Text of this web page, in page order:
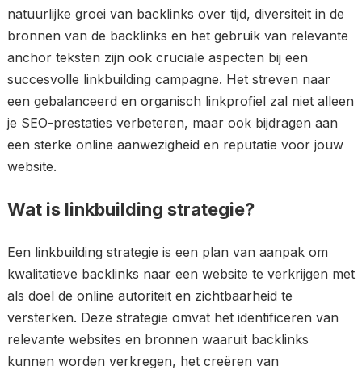
natuurlijke groei van backlinks over tijd, diversiteit in de
bronnen van de backlinks en het gebruik van relevante
anchor teksten zijn ook cruciale aspecten bij een
succesvolle linkbuilding campagne. Het streven naar
een gebalanceerd en organisch linkprofiel zal niet alleen
je SEO-prestaties verbeteren, maar ook bijdragen aan
een sterke online aanwezigheid en reputatie voor jouw
website.
Wat is linkbuilding strategie?
Een linkbuilding strategie is een plan van aanpak om
kwalitatieve backlinks naar een website te verkrijgen met
als doel de online autoriteit en zichtbaarheid te
versterken. Deze strategie omvat het identificeren van
relevante websites en bronnen waaruit backlinks
kunnen worden verkregen, het creëren van